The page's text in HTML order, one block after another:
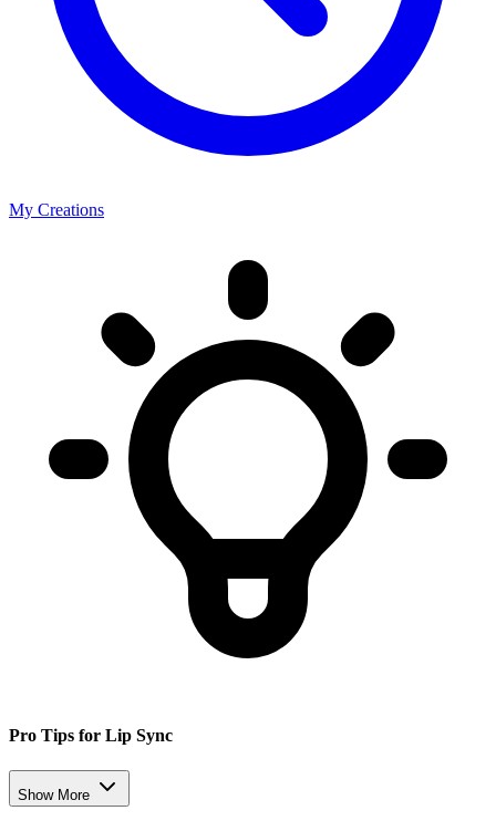
My Creations
Pro Tips for Lip Sync
Show More